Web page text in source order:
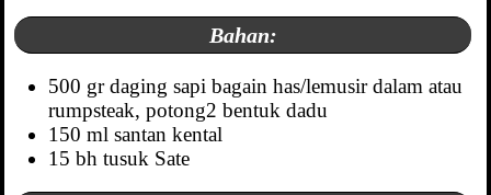
Bahan:
500 gr daging sapi bagain has/lemusir dalam atau
rumpsteak, potong2 bentuk dadu
150 ml santan kental
15 bh tusuk Sate